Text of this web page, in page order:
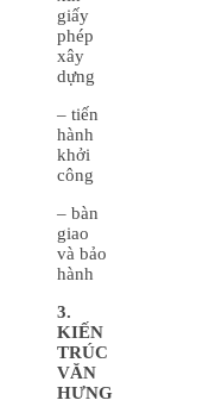
giấy
phép
xây
dựng
– tiến
hành
khởi
công
– bàn
giao
và bảo
hành
3.
KIẾN
TRÚC
VĂN
HƯNG